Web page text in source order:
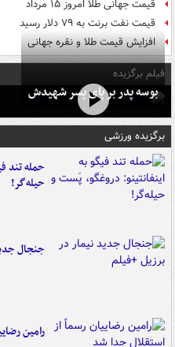
قیمت جهانی طلا امروز ۱۵ مرداد
قیمت نفت برنت به ۷۹ دلار رسید
افزایش قیمت طلا و نقره جهانی
فیلم برگزیده
بوسه‌ پدر بر پای پسر شهیدش
برگزیده ورزشی
حمله تند
حیله‌گر!
جنجال
رامین